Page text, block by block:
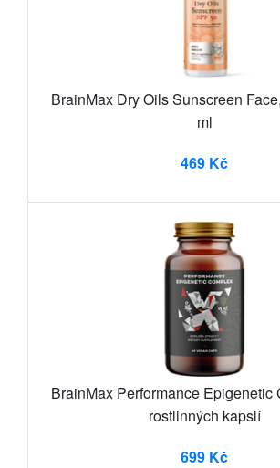
BrainMax Dry Oils Sunscreen
ml
469 Kč
BrainMax Performance Epigenetic
rostlinných kapslí
699 Kč